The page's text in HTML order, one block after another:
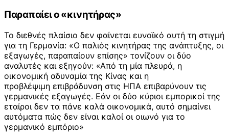
Παραπαίει ο «κινητήρας»
Το διεθνές πλαίσιο δεν φαίνεται ευνοϊκό αυτή τη στιγμή
για τη Γερμανία: «Ο παλιός κινητήρας της ανάπτυξης, οι
εξαγωγές, παραπαίουν επίσης» τονίζουν οι δύο
αναλυτές και εξηγούν: «Από τη μία πλευρά, η
οικονομική αδυναμία της Κίνας και η
προβλέψιμη επιβράδυνση στις ΗΠΑ επιβαρύνουν τις
γερμανικές εξαγωγές. Εάν οι δύο κύριοι εμπορικοί της
εταίροι δεν τα πάνε καλά οικονομικά, αυτό σημαίνει
αυτόματα πώς δεν είναι καλοί οι οιωνό για το
γερμανικό εμπόριο»